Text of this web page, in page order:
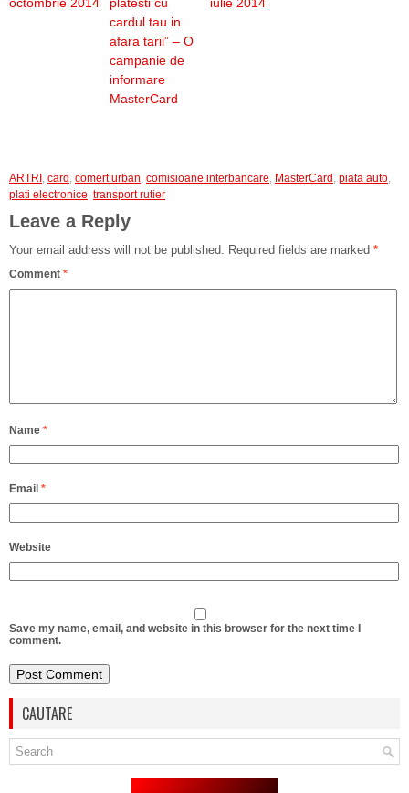
cardul tau in
afara tarii” – O
campanie de
informare
MasterCard
ARTRI , card , comert urban, comisioane interbancare, MasterCard , piata auto,
plati electronice, transport rutier
Leave a Reply
Your email address will not be published. Required fields are marked *
Comment *
Name *
Email *
Website
Save my name, email, and website in this browser for the next time I
comment.
CAUTARE